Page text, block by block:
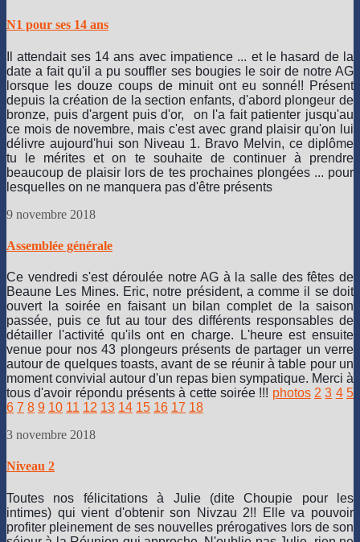
N1 pour ses 14 ans
Il attendait ses 14 ans avec impatience ... et le hasard de la
date a fait qu'il a pu souffler ses bougies le soir de notre AG
lorsque les douze coups de minuit ont eu sonné!! Présent
depuis la création de la section enfants, d'abord plongeur de
bronze, puis d'argent puis d'or, on l'a fait patienter jusqu'au
ce mois de novembre, mais c'est avec grand plaisir qu'on lui
délivre aujourd'hui son Niveau 1. Bravo Melvin, ce diplôme
tu le mérites et on te souhaite de continuer à prendre
beaucoup de plaisir lors de tes prochaines plongées ... pour
lesquelles on ne manquera pas d'être présents
9 novembre 2018
Assemblée générale
Ce vendredi s'est déroulée notre AG à la salle des fêtes de
Beaune Les Mines. Eric, notre président, a comme il se doit
ouvert la soirée en faisant un bilan complet de la saison
passée, puis ce fut au tour des différents responsables de
détailler l'activité qu'ils ont en charge. L'heure est ensuite
venue pour nos 43 plongeurs présents de partager un verre
autour de quelques toasts, avant de se réunir à table pour un
moment convivial autour d'un repas bien sympatique. Merci à
tous d'avoir répondu présents à cette soirée !!! photos 2 3 4 5
6 7 8 9 10 11 12 13 14 15 16 17 18
3 novembre 2018
Niveau 2
Toutes nos félicitations à Julie (dite Choupie pour les
intimes) qui vient d'obtenir son Nivzau 2!! Elle va pouvoir
profiter pleinement de ses nouvelles prérogatives lors de son